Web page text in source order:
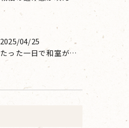
2025/04/25
【たった一日で和室が生まれ変わった話】畳の表替えなら 張替本舗 金沢屋 坂ノ市店へ